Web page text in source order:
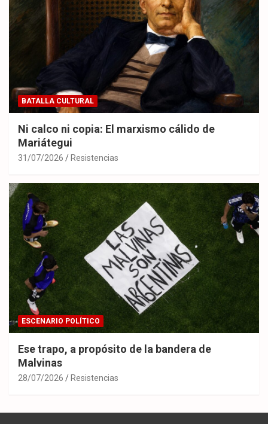
BATALLA CULTURAL
Ni calco ni copia: El marxismo cálido de
Mariátegui
31/07/2026 Resistencias
ESCENARIO POLÍTICO
Ese trapo, a propósito de la bandera de
Malvinas
28/07/2026 Resistencias